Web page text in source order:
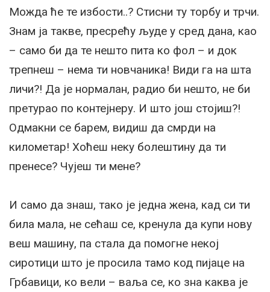
Можда ће те избости..? Стисни ту торбу и трчи.
Знам ја такве, пресрећу људе у сред дана, као
– само би да те нешто пита ко фол – и док
трепнеш – нема ти новчаника! Види га на шта
личи?! Да је нормалан, радио би нешто, не би
претурао по контејнеру. И што још стојиш?!
Одмакни се барем, видиш да смрди на
километар! Хоћеш неку болештину да ти
пренесе? Чујеш ти мене?
И само да знаш, тако је једна жена, кад си ти
била мала, не сећаш се, кренула да купи нову
веш машину, па стала да помогне некој
сиротици што је просила тамо код пијаце на
Грбавици, ко вели – ваља се, ко зна каква је